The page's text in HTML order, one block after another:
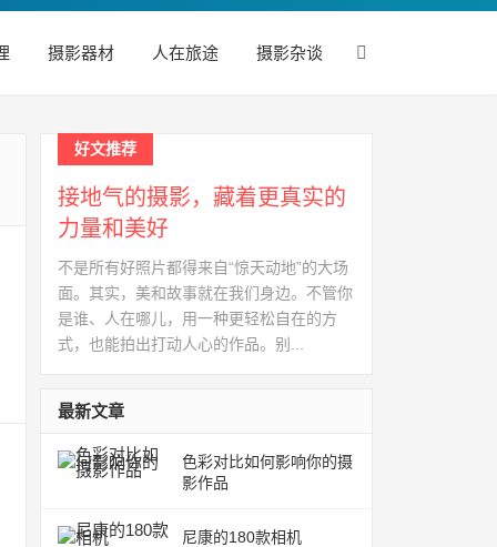
摄影器材 人在旅途 摄影杂谈
好文推荐
接地气的摄影，藏着更真实的
力量和美好
不是所有好照片都得来自“惊天动地”的大场
面。其实，美和故事就在我们身边。不管你
是谁、人在哪儿，用一种更轻松自在的方
式，也能拍出打动人心的作品。别...
最新文章
色彩对比如何影响你的摄
影作品
尼康的180款相机